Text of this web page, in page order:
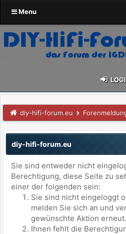
Menu
diy-hifi-forum.eu
diy-hifi-forum.eu
Sie sind entweder nicht
Berechtigung, diese Seite zu
einer der folgenden sein:
Sie sind nicht eingeloggt
melden Sie sich an und
gewünschte Aktion erneut.
Ihnen fehlt die